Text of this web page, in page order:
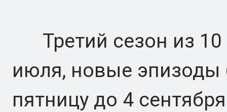
Третий сезон из 10
июля, новые эпизоды
пятницу до 4